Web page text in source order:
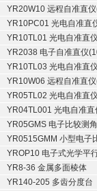
YR20W10 远程自准直
YR10PC01 光电自准直
YR10TL01 光电自准直
YR2038 电子自准直仪
YR10TL03 光电自准直
YR10W06 远程自准直
YR05TL02 光电自准直
YR04TL001 光电自准
YR05GMS 电子比较测
YR0515GMM 小型电子
YROP10 电子式光学平
YR8-36 金属多面棱体
YR140-205 多齿分度台